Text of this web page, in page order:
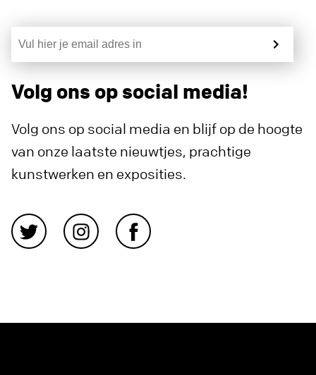
Volg ons op social media!
Volg ons op social media en blijf op de hoogte
van onze laatste nieuwtjes, prachtige
kunstwerken en exposities.